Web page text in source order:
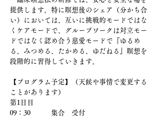
提供します。特に瞑想後のシェア（分かち合
い）においては、互いに挑戦的モードではな
くケアモードで、グループワークは対立モー
ドではなく認め合う慈愛モードで『ゆるめ
る、みつめる、たかめる、ゆだねる』瞑想を
段階的に習得していきます。
【プログラム予定】（天候や事情で変更する
ことがあります）
第1日目
09：30　　　集合　受付